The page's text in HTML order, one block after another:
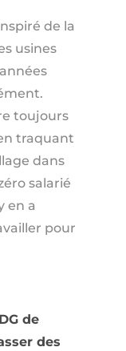
de la
usines
toujours
traquant
dans
salarié
en a
pour
de
des